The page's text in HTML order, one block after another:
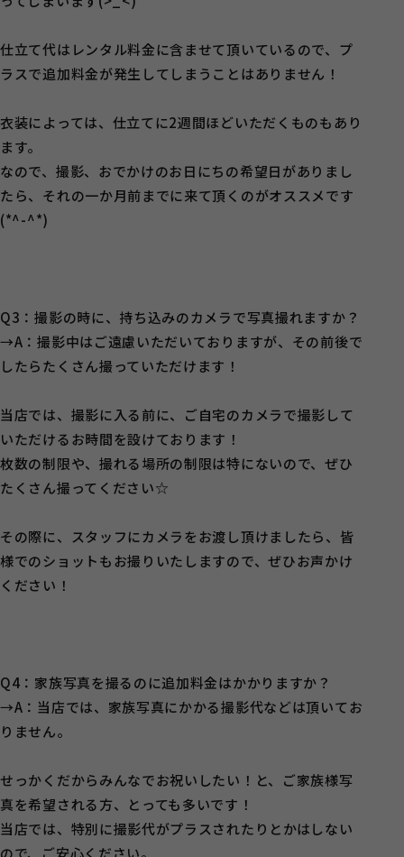
仕立て代はレンタル料金に含ませて頂いているので、プ
ラスで追加料金が発生してしまうことはありません！
衣装によっては、仕立てに2週間ほどいただくものもあり
ます。
なので、撮影、おでかけのお日にちの希望日がありまし
たら、それの一か月前までに来て頂くのがオススメです
(*^-^*)
Q3：撮影の時に、持ち込みのカメラで写真撮れますか？
→A：撮影中はご遠慮いただいておりますが、その前後で
したらたくさん撮っていただけます！
当店では、撮影に入る前に、ご自宅のカメラで撮影して
いただけるお時間を設けております！
枚数の制限や、撮れる場所の制限は特にないので、ぜひ
たくさん撮ってください☆
その際に、スタッフにカメラをお渡し頂けましたら、皆
様でのショットもお撮りいたしますので、ぜひお声かけ
ください！
Q4：家族写真を撮るのに追加料金はかかりますか？
→A：当店では、家族写真にかかる撮影代などは頂いてお
りません。
せっかくだからみんなでお祝いしたい！と、ご家族様写
真を希望される方、とっても多いです！
当店では、特別に撮影代がプラスされたりとかはしない
ので、ご安心ください。